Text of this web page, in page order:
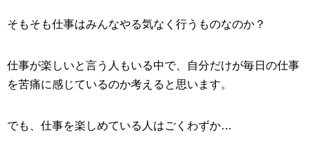
そもそも仕事はみんなやる気なく行うものなのか？
仕事が楽しいと言う人もいる中で、自分だけが毎日の仕事
を苦痛に感じているのか考えると思います。
でも、仕事を楽しめている人はごくわずか…